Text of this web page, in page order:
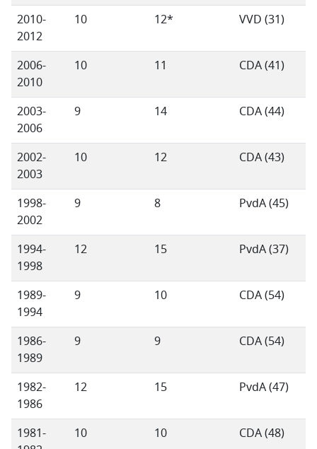
2010-
2012
10 12* VVD (31)
2006-
2010
10 11 CDA (41)
2003-
2006
9 14 CDA (44)
2002-
2003
10 12 CDA (43)
1998-
2002
9 8 PvdA (45)
1994-
1998
12 15 PvdA (37)
1989-
1994
9 10 CDA (54)
1986-
1989
9 9 CDA (54)
1982-
1986
12 15 PvdA (47)
1981-
10 10 CDA (48)